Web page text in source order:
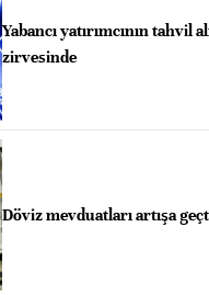
Yabancı yatırımcının tahvil
zirvesinde
Döviz mevduatları artışa